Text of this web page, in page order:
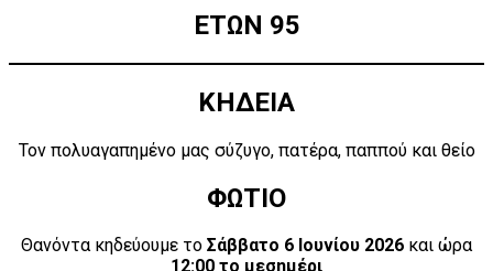
ΕΤΩΝ 95
ΚΗΔΕΙΑ
Τον πολυαγαπημένο μας σύζυγο, πατέρα, παππού και θείο
ΦΩΤΙΟ
Θανόντα κηδεύουμε το Σάββατο 6 Ιουνίου 2026 και ώρα
12:00 το μεσημέρι